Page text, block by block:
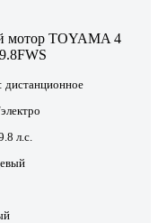
мотор TOYAMA 4
дистанционное
л.с.